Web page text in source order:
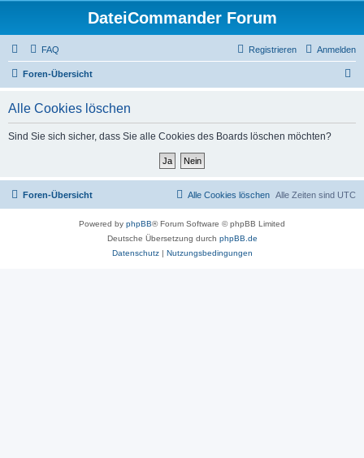
DateiCommander Forum
FAQ Anmelden
Registrieren
Foren-Übersicht
Alle Cookies löschen
Sind Sie sich sicher, dass Sie alle Cookies des Boards löschen möchten?
Foren-Übersicht Alle Zeiten sind UTC
Alle Cookies löschen
Powered by phpBB® Forum Software © phpBB Limited
Deutsche Übersetzung durch phpBB.de
Datenschutz| Nutzungsbedingungen